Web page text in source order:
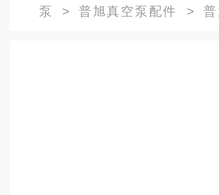
泵
> 普旭真空泵配件
> 普